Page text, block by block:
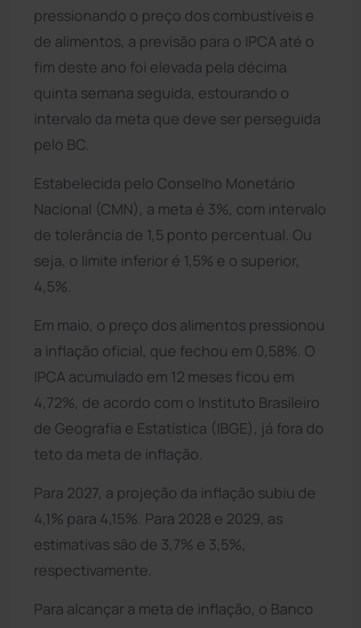
pressionando o preço dos combustíveis e
de alimentos, a previsão para o IPCA até o
fim deste ano foi elevada pela décima
quinta semana seguida, estourando o
intervalo da meta que deve ser perseguida
pelo BC.
Estabelecida pelo Conselho Monetário
Nacional (CMN), a meta é 3%, com intervalo
de tolerância de 1,5 ponto percentual. Ou
seja, o limite inferior é 1,5% e o superior,
4,5%.
Em maio, o preço dos alimentos pressionou
a inflação oficial, que fechou em 0,58%. O
IPCA acumulado em 12 meses ficou em
4,72%, de acordo com o Instituto Brasileiro
de Geografia e Estatística (IBGE), já fora do
teto da meta de inflação.
Para 2027, a projeção da inflação subiu de
4,1% para 4,15%. Para 2028 e 2029, as
estimativas são de 3,7% e 3,5%,
respectivamente.
Para alcançar a meta de inflação, o Banco